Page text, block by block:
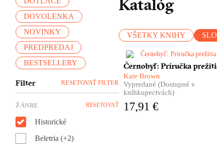
DOVOLENKA
NOVINKY
PREDPREDAJ
BESTSELLERY
Filter RESETOVAŤ FILTER
ŽÁNRE RESETOVAŤ
Historické
Beletria (+2)
Katalóg
VŠETKY KNIHY
Monumentálna kniha o
černobyľskej jadrovej
katastrofe. Príbeh explózie,
ktorá zmenila svet a oči celej
planéty upriamila na jedno
dovtedy celkom bezvýznamné
Černobyľ: Príručka
Kate Brown
Vypredané (Dostupné v
kníhkupectvách)
17,91 €